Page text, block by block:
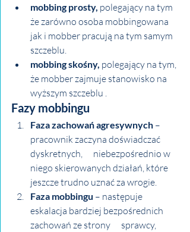
mobbing prosty, polegający na tym
że zarówno osoba mobbingowana
jak i mobber pracują na tym samym
szczeblu.
mobbing skośny, polegający na tym,
że mobber zajmuje stanowisko na
wyższym szczeblu .
Fazy mobbingu
Faza zachowań agresywnych –
pracownik zaczyna doświadczać
dyskretnych,      niebezpośrednio w
niego skierowanych działań, które
jeszcze trudno uznać za wrogie.
Faza mobbingu – następuje
eskalacja bardziej bezpośrednich
zachowań ze strony      sprawcy,